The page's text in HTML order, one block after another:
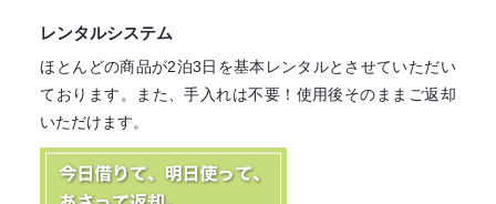
レンタルシステム
ほとんどの商品が2泊3日を基本レンタルとさせていただい
ております。
また、手入れは不要！ 使用後そのままご返却
いただけます。